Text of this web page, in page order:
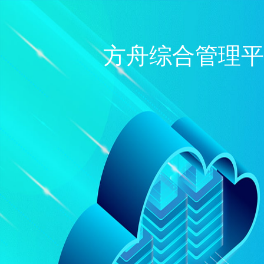
方舟综合管理